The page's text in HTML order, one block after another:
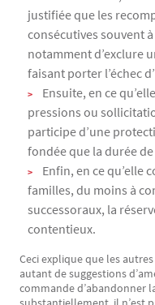
justifiée que les
consécutives souvent
notamment d’exclure
faisant porter l’échec
Ensuite, en ce
pressions ou
participe d’une
fondée que la durée de
Enfin, en ce qu’elle
familles, du moins à
successoraux, la
contentieux.
Ceci explique que les
autant de suggestions
commande d’abandonner